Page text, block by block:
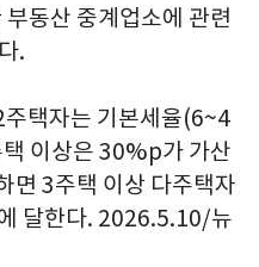
동산 중계업소에 관련
.
택자는 기본세율(6~4
이상은 30%p가 가산
면 3주택 이상 다주택자
달한다. 2026.5.10/뉴